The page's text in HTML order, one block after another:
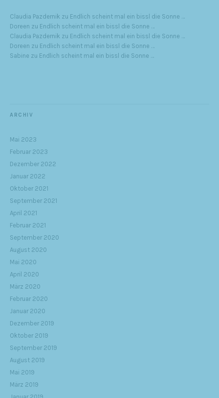
Claudia Pazdernik zu Endlich scheint mal ein bissl die Sonne …
Doreen zu Endlich scheint mal ein bissl die Sonne …
Claudia Pazdernik zu Endlich scheint mal ein bissl die Sonne …
Doreen zu Endlich scheint mal ein bissl die Sonne …
Sabine zu Endlich scheint mal ein bissl die Sonne …
ARCHIV
Mai 2023
Februar 2023
Dezember 2022
Januar 2022
Oktober 2021
September 2021
April 2021
Februar 2021
September 2020
August 2020
Mai 2020
April 2020
März 2020
Februar 2020
Januar 2020
Dezember 2019
Oktober 2019
September 2019
August 2019
Mai 2019
März 2019
Januar 2019